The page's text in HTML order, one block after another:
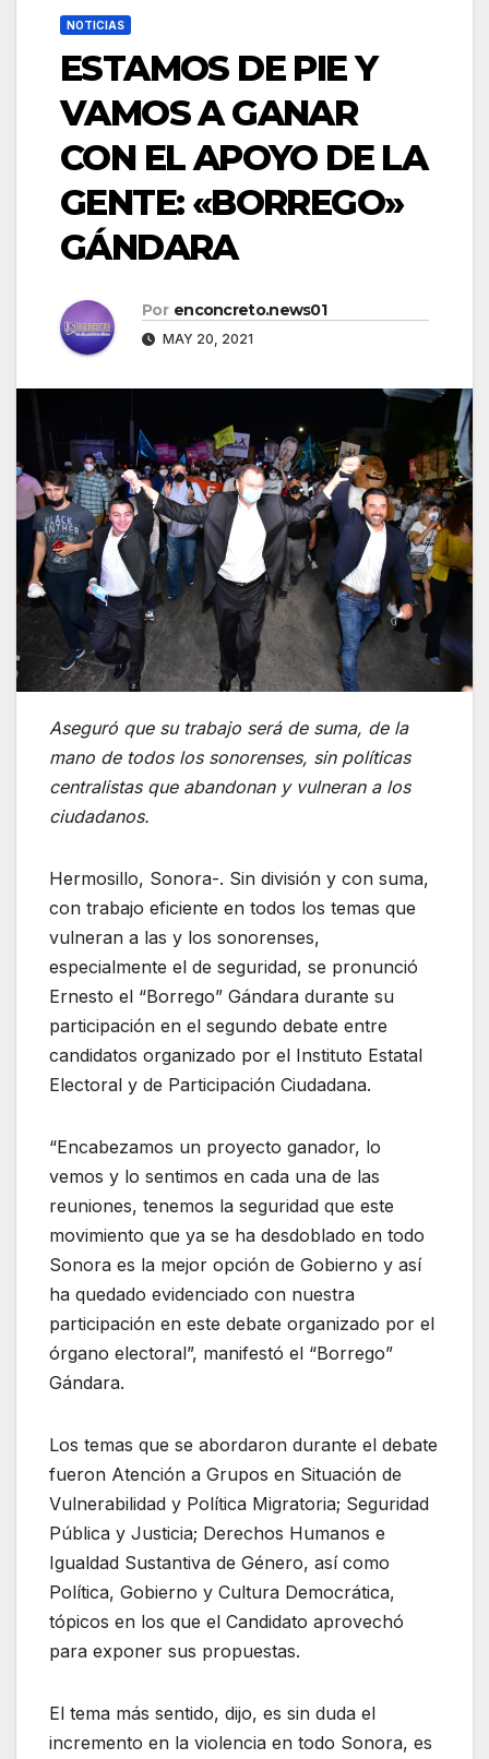
NOTICIAS
ESTAMOS DE PIE Y
VAMOS A GANAR
CON EL APOYO DE LA
GENTE: «BORREGO»
GÁNDARA
Por enconcreto.news01
MAY 20, 2021
Aseguró que su trabajo será de suma, de la
mano de todos los sonorenses, sin políticas
centralistas que abandonan y vulneran a los
ciudadanos.
Hermosillo, Sonora-. Sin división y con suma,
con trabajo eficiente en todos los temas que
vulneran a las y los sonorenses,
especialmente el de seguridad, se pronunció
Ernesto el “Borrego” Gándara durante su
participación en el segundo debate entre
candidatos organizado por el Instituto Estatal
Electoral y de Participación Ciudadana.
“Encabezamos un proyecto ganador, lo
vemos y lo sentimos en cada una de las
reuniones, tenemos la seguridad que este
movimiento que ya se ha desdoblado en todo
Sonora es la mejor opción de Gobierno y así
ha quedado evidenciado con nuestra
participación en este debate organizado por el
órgano electoral”, manifestó el “Borrego”
Gándara.
Los temas que se abordaron durante el debate
fueron Atención a Grupos en Situación de
Vulnerabilidad y Política Migratoria; Seguridad
Pública y Justicia; Derechos Humanos e
Igualdad Sustantiva de Género, así como
Política, Gobierno y Cultura Democrática,
tópicos en los que el Candidato aprovechó
para exponer sus propuestas.
El tema más sentido, dijo, es sin duda el
incremento en la violencia en todo Sonora, es